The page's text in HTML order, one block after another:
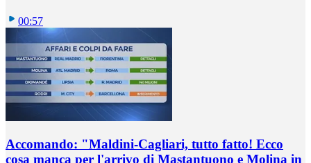
00:57
Accomando: "Maldini-Cagliari, tutto fatto! Ecco
cosa manca per l'arrivo di Mastantuono e Molina in